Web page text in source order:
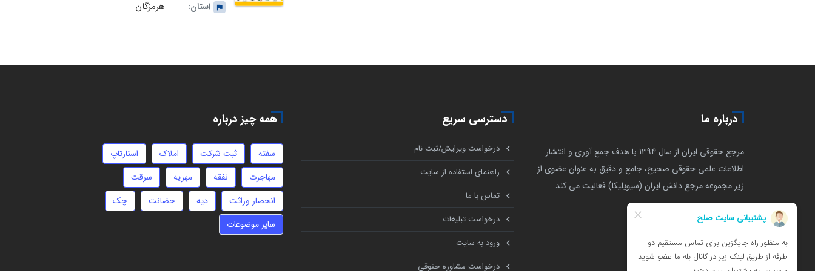
استان: هرمزگان
درباره ما
مرجع حقوقی ایران از سال 1394 با هدف جمع آوری و انتشار
اطلاعات علمی حقوقی صحیح، جامع و دقیق به عنوان عضوی از
زیر مجموعه مرجع دانش ایران (سیویلیکا) فعالیت می کند.
دسترسی سریع
درخواست ویرایش/ثبت نام
راهنمای استفاده از سایت
تماس با ما
درخواست تبلیغات
ورود به سایت
درخواست مشاوره حقوقی
همه چیز درباره
سفته ثبت شرکت املاک
استارتاپ
مهاجرت
نفقه مهریه
سرقت
انحصار وراثت
دیه حضانت
چک
سایر موضوعات